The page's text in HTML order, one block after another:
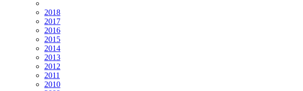
2018
2017
2016
2015
2014
2013
2012
2011
2010